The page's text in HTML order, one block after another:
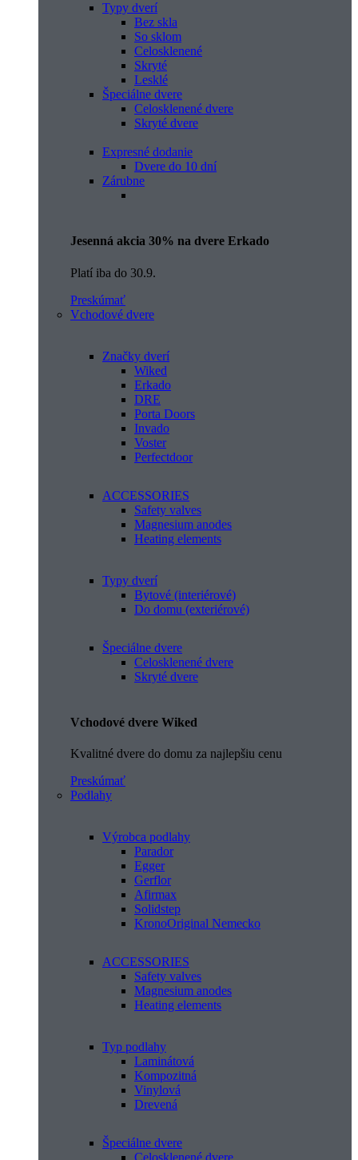
Typy dverí
Bez skla
So sklom
Celosklenené
Skryté
Lesklé
Špeciálne dvere
Celosklenené dvere
Skryté dvere
Expresné dodanie
Dvere do 10 dní
Zárubne
Jesenná akcia 30% na dvere Erkado
Platí iba do 30.9.
Preskúmať
Vchodové dvere
Značky dverí
Wiked
Erkado
DRE
Porta Doors
Invado
Voster
Perfectdoor
ACCESSORIES
Safety valves
Magnesium anodes
Heating elements
Typy dverí
Bytové (interiérové)
Do domu (exteriérové)
Špeciálne dvere
Celosklenené dvere
Skryté dvere
Vchodové dvere Wiked
Kvalitné dvere do domu za najlepšiu cenu
Preskúmať
Podlahy
Výrobca podlahy
Parador
Egger
Gerflor
Afirmax
Solidstep
KronoOriginal Nemecko
ACCESSORIES
Safety valves
Magnesium anodes
Heating elements
Typ podlahy
Laminátová
Kompozitná
Vinylová
Drevená
Špeciálne dvere
Celosklenené dvere